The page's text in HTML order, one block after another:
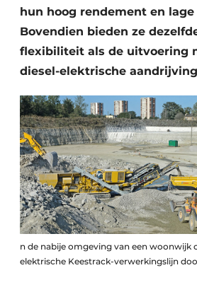
hun hoog rendement en
Bovendien bieden ze
flexibiliteit als de uitvoering
diesel-elektrische
n de nabije omgeving van een woonwijk
elektrische Keestrack-verwerkingslijn